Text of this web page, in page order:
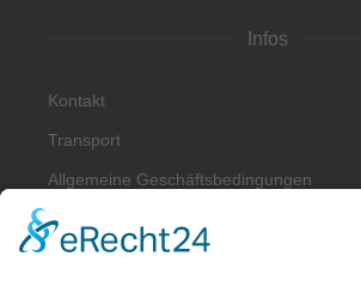
Infos
Kontakt
Transport
Allgemeine Geschäftsbedingungen
Impressum
Datenschutzerklärung